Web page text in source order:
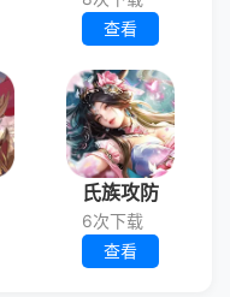
查看
氏族攻防
6次下载
查看